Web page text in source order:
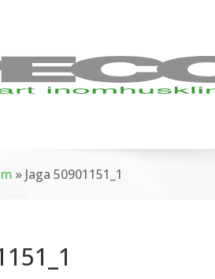
» Jaga 50901151_1